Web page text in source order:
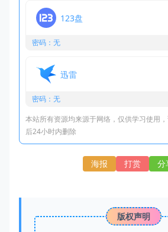
123盘
密码：无
迅雷
密码：无
本站所有资源均来源于网络，仅供学习使用
后24小时内删除
海报 打赏 分
版权声明